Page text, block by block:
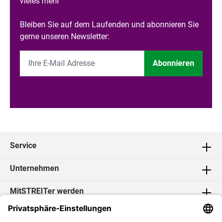
Bleiben Sie auf dem Laufenden und abonnieren Sie
gerne unseren Newsletter:
Abonnieren
Service
Unternehmen
MitSTREITer werden
Kontakt